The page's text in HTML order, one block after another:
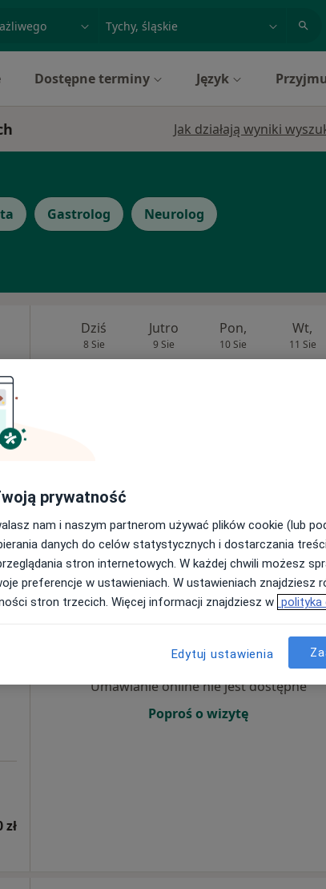
lub nazwiskomiasto lub dzielnica
Dostępne terminy Język
Jak działają wyniki
Gastrolog Neurolog
zł
Dziś
8 Sie
Jutro
9 Sie
Pon,
10 Sie
Wt,
11 Sie
zł
Pon, Wt,
Umawianie online nie jest dostępne
Poproś o wizytę
prywatność
nam i naszym partnerom używać plików cookie (lub
danych do celów statystycznych i dostarczania
stron internetowych. W każdej chwili możesz
preferencje w ustawieniach. W ustawieniach znajdziesz
stron trzecich. Więcej informacji znajdziesz w polityka
Edytuj ustawienia